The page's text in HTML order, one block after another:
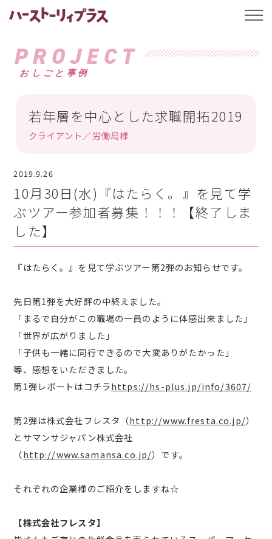
ハーストーリィプ
PROJECT
おしごと事例
若年層を中心とした求職開拓2019
クライアント／労働局様
2019.9.26
10月30日(水)『はたらく。』を見て学
ぶツアー参加者募集！！！【終了しま
した】
『はたらく。』を見て学ぶツアー第2弾のお知らせです。
先日第1弾を大好評の中終えました。
「まるで自分がこの職場の一員のように体感出来ました」
「世界が広がりました」
「子供も一緒に同行できるので大変ありがたかった」
等、感想をいただきました。
第1弾レポートはコチラhttps://hs-plus.jp/info/3607/
第2弾は株式会社フレスタ（http://www.fresta.co.jp/）
とサマンサジャパン株式会社
（http://www.samansa.co.jp/）です。
それぞれの企業様のご紹介をしますね☆
【株式会社フレスタ】
t
l